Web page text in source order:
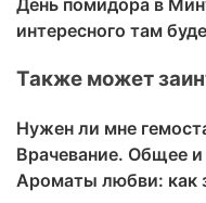
День помидора в
интересного там
Также может
Нужен ли мне
Врачевание. Общее и
Ароматы любви: как